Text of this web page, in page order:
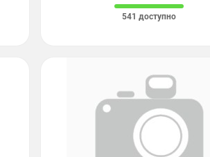
541 доступно